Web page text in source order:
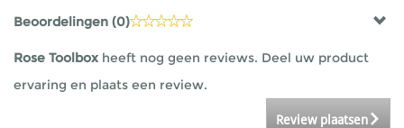
Beoordelingen (0)
Rose Toolbox heeft nog geen reviews. Deel uw product
ervaring en plaats een review.
Review plaatsen